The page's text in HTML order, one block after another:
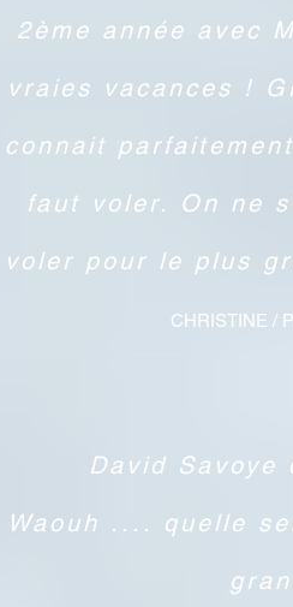
2ème année avec
vraies vacances !
connait
faut voler. On ne
voler pour le plus
CHRISTINE /
David
Waouh .... quelle